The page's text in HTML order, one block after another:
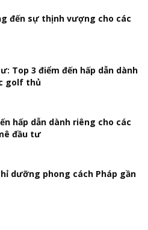
đến sự thịnh vượng cho các
Top 3 điểm đến hấp dẫn dành
golf thủ
hấp dẫn dành riêng cho các
đầu tư
dưỡng phong cách Pháp gần